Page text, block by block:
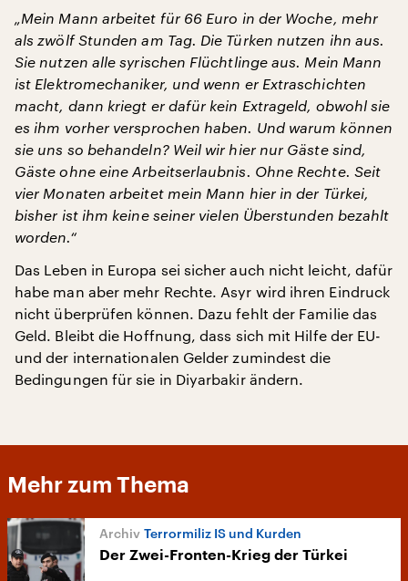
„Mein Mann arbeitet für 66 Euro in der Woche, mehr
als zwölf Stunden am Tag. Die Türken nutzen ihn aus.
Sie nutzen alle syrischen Flüchtlinge aus. Mein Mann
ist Elektromechaniker, und wenn er Extraschichten
macht, dann kriegt er dafür kein Extrageld, obwohl sie
es ihm vorher versprochen haben. Und warum können
sie uns so behandeln? Weil wir hier nur Gäste sind,
Gäste ohne eine Arbeitserlaubnis. Ohne Rechte. Seit
vier Monaten arbeitet mein Mann hier in der Türkei,
bisher ist ihm keine seiner vielen Überstunden bezahlt
worden.“
Das Leben in Europa sei sicher auch nicht leicht, dafür
habe man aber mehr Rechte. Asyr wird ihren Eindruck
nicht überprüfen können. Dazu fehlt der Familie das
Geld. Bleibt die Hoffnung, dass sich mit Hilfe der EU-
und der internationalen Gelder zumindest die
Bedingungen für sie in Diyarbakir ändern.
Mehr zum Thema
Terrormiliz IS und Kurden
Der Zwei-Fronten-Krieg der Türkei